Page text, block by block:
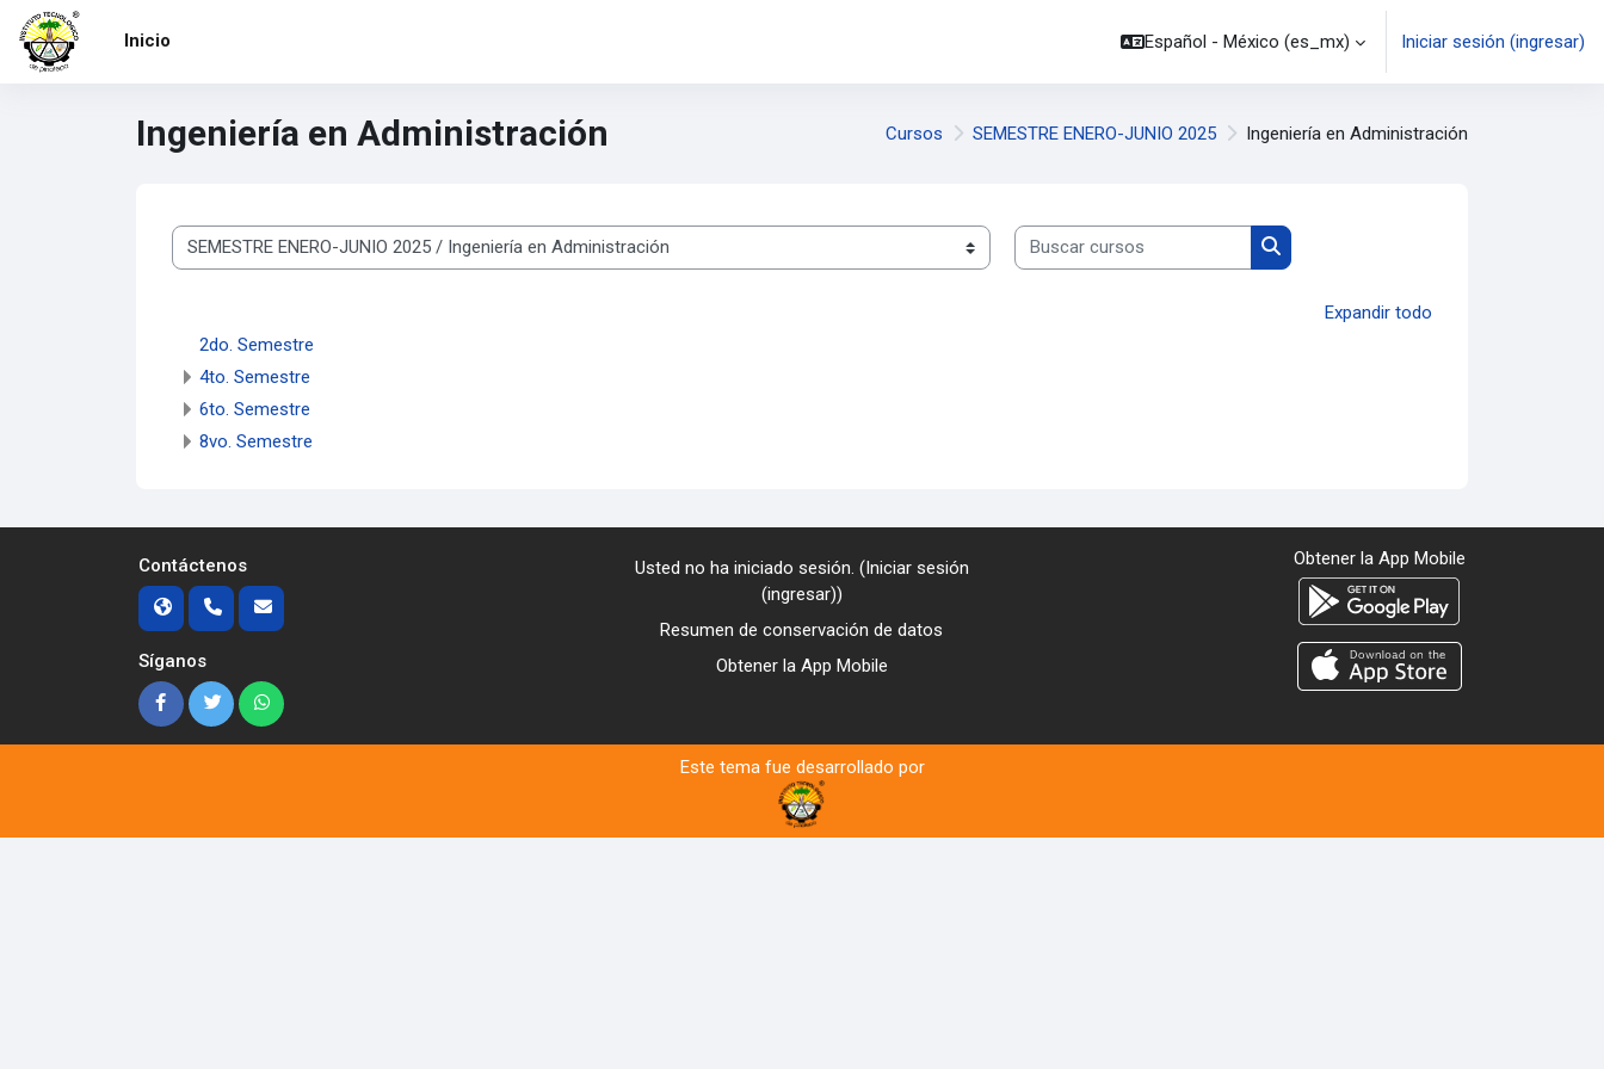
Saltar al contenido principal
Inicio
Español - México ‎(es_mx)‎ Iniciar sesión (ingresar)
Ingeniería en Administración Cursos SEMESTRE ENERO-JUNIO 2025 Ingeniería en Administración
Categorías
Buscar cursos
Buscar cursos
Expandir todo
2do. Semestre
4to. Semestre
6to. Semestre
8vo. Semestre
Contáctenos
Síganos
Usted no ha iniciado sesión. (Iniciar sesión
(ingresar))
Resumen de conservación de datos
Obtener la App Mobile
Obtener la App Mobile
Este tema fue desarrollado por